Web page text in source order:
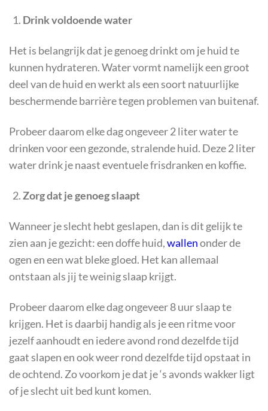
Drink voldoende water
Het is belangrijk dat je genoeg drinkt om je huid te
kunnen hydrateren. Water vormt namelijk een groot
deel van de huid en werkt als een soort natuurlijke
beschermende barrière tegen problemen van buitenaf.
Probeer daarom elke dag ongeveer 2 liter water te
drinken voor een gezonde, stralende huid. Deze 2 liter
water drink je naast eventuele frisdranken en koffie.
Zorg dat je genoeg slaapt
Wanneer je slecht hebt geslapen, dan is dit gelijk te
zien aan je gezicht: een doffe huid,wallenonder de
ogen en een wat bleke gloed. Het kan allemaal
ontstaan als jij te weinig slaap krijgt.
Probeer daarom elke dag ongeveer 8 uur slaap te
krijgen. Het is daarbij handig als je een ritme voor
jezelf aanhoudt en iedere avond rond dezelfde tijd
gaat slapen en ook weer rond dezelfde tijd opstaat in
de ochtend. Zo voorkom je dat je ‘s avonds wakker ligt
of je slecht uit bed kunt komen.